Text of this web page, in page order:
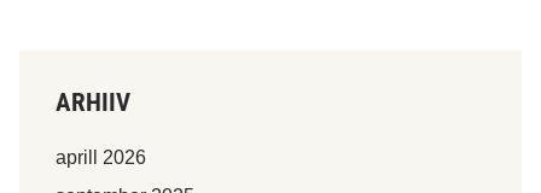
ARHIIV
aprill 2026